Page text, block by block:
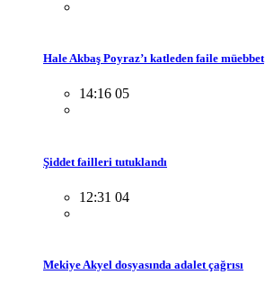
Hale Akbaş Poyraz’ı katleden faile müebbet
14:16 05
Şiddet failleri tutuklandı
12:31 04
Mekiye Akyel dosyasında adalet çağrısı